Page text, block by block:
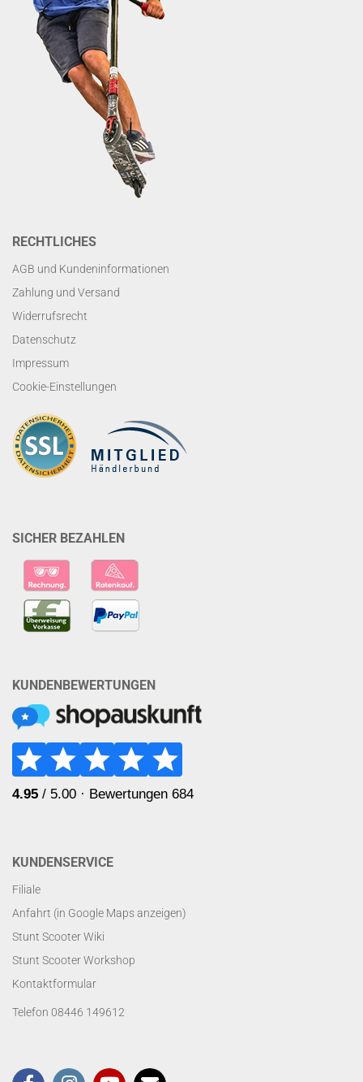
RECHTLICHES
AGB und Kundeninformationen
Zahlung und Versand
Widerrufsrecht
Datenschutz
Impressum
Cookie-Einstellungen
SICHER BEZAHLEN
KUNDENBEWERTUNGEN
KUNDENSERVICE
Filiale
Anfahrt (in Google Maps anzeigen)
Stunt Scooter Wiki
Stunt Scooter Workshop
Kontaktformular
Telefon 08446 149612